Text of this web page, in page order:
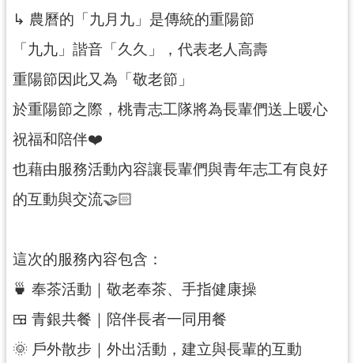
公
告
民
服
務
桃
青
資
源
地
介
紹
相
關
↳ 農曆的「九月九」是傳統的重陽節
「九九」諧音「久久」，代表老人高壽
重陽節因此又為「敬老節」
於重陽節之際，桃青志工隊將為長輩們送上暖心
祝福和陪伴❤️
也藉由服務活動內容讓長輩們與青年志工有良好
的互動與交流🤝🏻
這次的服務內容包含：
🍵 奉茶活動｜敬老奉茶、手指健康操
🍱 青銀共餐｜陪伴長者一同用餐
🌞 戶外散步｜外出活動，建立與長輩的互動